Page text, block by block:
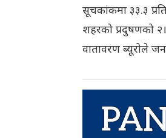
सूचकांकमा ३३.३
शहरको प्रदुषणको
वातावरण ब्यूरोले